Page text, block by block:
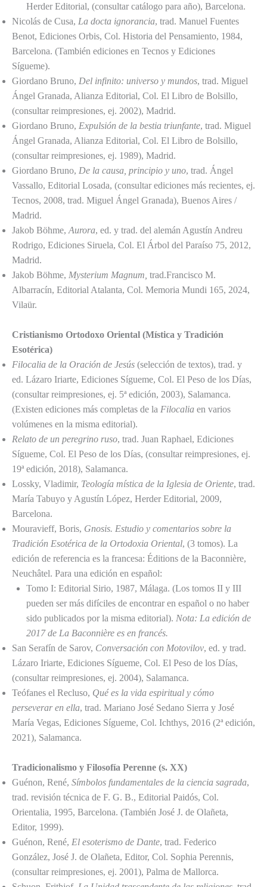
Herder Editorial, (consultar catálogo para año), Barcelona.
Nicolás de Cusa, La docta ignorancia, trad. Manuel Fuentes
Benot, Ediciones Orbis, Col. Historia del Pensamiento, 1984,
Barcelona. (También ediciones en Tecnos y Ediciones
Sígueme).
Giordano Bruno, Del infinito: universo y mundos, trad. Miguel
Ángel Granada, Alianza Editorial, Col. El Libro de Bolsillo,
(consultar reimpresiones, ej. 2002), Madrid.
Giordano Bruno, Expulsión de la bestia triunfante, trad. Miguel
Ángel Granada, Alianza Editorial, Col. El Libro de Bolsillo,
(consultar reimpresiones, ej. 1989), Madrid.
Giordano Bruno, De la causa, principio y uno, trad. Ángel
Vassallo, Editorial Losada, (consultar ediciones más recientes, ej.
Tecnos, 2008, trad. Miguel Ángel Granada), Buenos Aires /
Madrid.
Jakob Böhme, Aurora, ed. y trad. del alemán Agustín Andreu
Rodrigo, Ediciones Siruela, Col. El Árbol del Paraíso 75, 2012,
Madrid.
Jakob Böhme, Mysterium Magnum, trad.Francisco M.
Albarracín, Editorial Atalanta, Col. Memoria Mundi 165, 2024,
Vilaür.
Cristianismo Ortodoxo Oriental (Mística y Tradición
Esotérica)
Filocalia de la Oración de Jesús (selección de textos), trad. y
ed. Lázaro Iriarte, Ediciones Sígueme, Col. El Peso de los Días,
(consultar reimpresiones, ej. 5ª edición, 2003), Salamanca.
(Existen ediciones más completas de la Filocalia en varios
volúmenes en la misma editorial).
Relato de un peregrino ruso, trad. Juan Raphael, Ediciones
Sígueme, Col. El Peso de los Días, (consultar reimpresiones, ej.
19ª edición, 2018), Salamanca.
Lossky, Vladimir, Teología mística de la Iglesia de Oriente, trad.
María Tabuyo y Agustín López, Herder Editorial, 2009,
Barcelona.
Mouravieff, Boris, Gnosis. Estudio y comentarios sobre la
Tradición Esotérica de la Ortodoxia Oriental, (3 tomos). La
edición de referencia es la francesa: Éditions de la Baconnière,
Neuchâtel. Para una edición en español:
Tomo I: Editorial Sirio, 1987, Málaga. (Los tomos II y III
pueden ser más difíciles de encontrar en español o no haber
sido publicados por la misma editorial). Nota: La edición de
2017 de La Baconnière es en francés.
San Serafín de Sarov, Conversación con Motovilov, ed. y trad.
Lázaro Iriarte, Ediciones Sígueme, Col. El Peso de los Días,
(consultar reimpresiones, ej. 2004), Salamanca.
Teófanes el Recluso, Qué es la vida espiritual y cómo
perseverar en ella, trad. Mariano José Sedano Sierra y José
María Vegas, Ediciones Sígueme, Col. Ichthys, 2016 (2ª edición,
2021), Salamanca.
Tradicionalismo y Filosofía Perenne (s. XX)
Guénon, René, Símbolos fundamentales de la ciencia sagrada,
trad. revisión técnica de F. G. B., Editorial Paidós, Col.
Orientalia, 1995, Barcelona. (También José J. de Olañeta,
Editor, 1999).
Guénon, René, El esoterismo de Dante, trad. Federico
González, José J. de Olañeta, Editor, Col. Sophia Perennis,
(consultar reimpresiones, ej. 2001), Palma de Mallorca.